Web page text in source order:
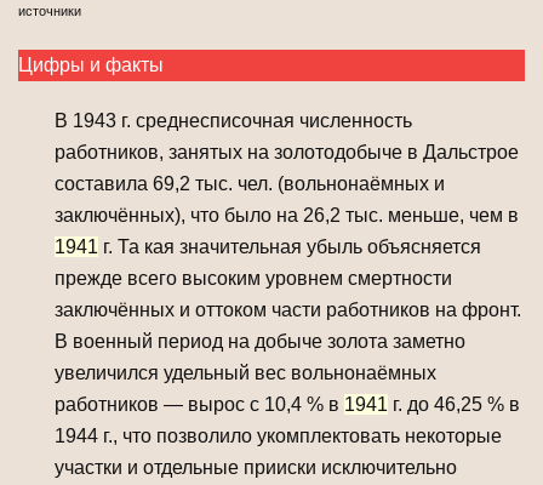
источники
Цифры и факты
В 1943 г. среднесписочная численность
работников, занятых на золотодобыче в Дальстрое
составила 69,2 тыс. чел. (вольнонаёмных и
заключённых), что было на 26,2 тыс. меньше, чем в
1941 г. Та кая значительная убыль объясняется
прежде всего высоким уровнем смертности
заключённых и оттоком части работников на фронт.
В военный период на добыче золота заметно
увеличился удельный вес вольнонаёмных
работников — вырос с 10,4 % в 1941 г. до 46,25 % в
1944 г., что позволило укомплектовать некоторые
участки и отдельные прииски исключительно